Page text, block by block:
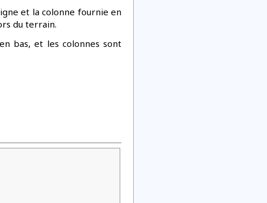
et la colonne fournie en
du terrain.
bas, et les colonnes sont